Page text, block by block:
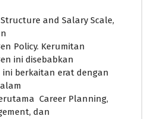
and Salary Scale,
Policy. Kerumitan
ini disebabkan
berkaitan erat dengan
Career Planning,
dan